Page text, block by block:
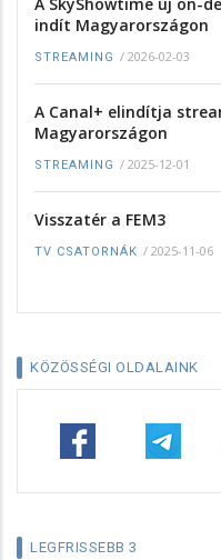
indít Magyarországon
STREAMING / 2026-02-03
A Canal+ elindítja
Magyarországon
STREAMING / 2025-12-01
Visszatér a FEM3
TV CSATORNÁK / 2025-11-06
KÖZÖSSÉGI OLDALAINK
LEGFRISSEBB 3